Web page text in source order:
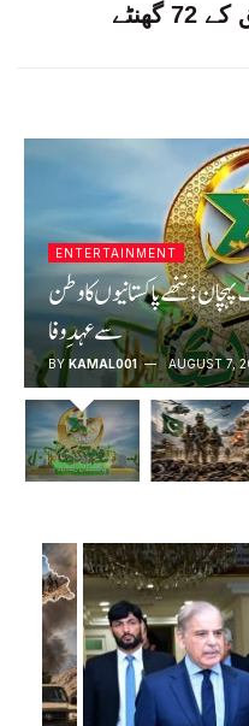
LATEST
فورسز کی کارروائیاں، بھارتی
BY KAMAL001 AUGUST 7,